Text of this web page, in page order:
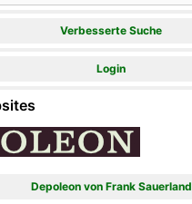
Verbesserte Suche
Login
Depoleon von Frank Sauerland